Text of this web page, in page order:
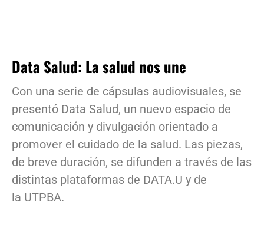
Data Salud: La salud nos une
Con una serie de cápsulas audiovisuales, se
presentó Data Salud, un nuevo espacio de
comunicación y divulgación orientado a
promover el cuidado de la salud. Las piezas,
de breve duración, se difunden a través de las
distintas plataformas de DATA.U y de
la UTPBA.